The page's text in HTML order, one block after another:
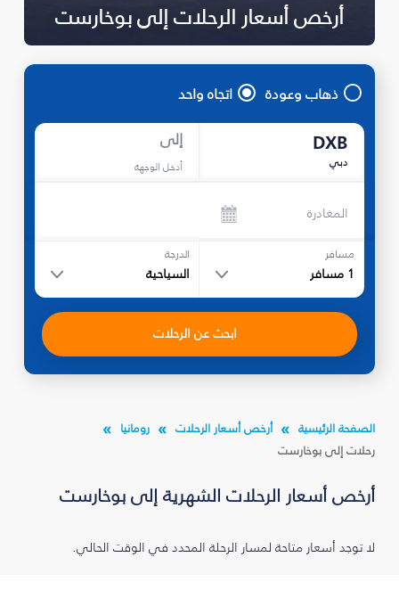
أرخص أسعار الرحلات إلى بوخارست
ذهاب وعودة اتجاه واحد
DXB
دبي
إلى
أدخل الوجهة
المغادرة
مسافر
1 مسافر
الدرجة
السياحية
ابحث عن الرحلات
الصفحة الرئيسية أرخص أسعار الرحلات
رومانيا
رحلات إلى بوخارست
أرخص أسعار الرحلات الشهرية إلى بوخارست
لا توجد أسعار متاحة لمسار الرحلة المحدد في الوقت الحالي.